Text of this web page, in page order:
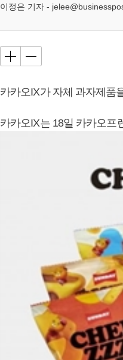
이정은 기자 -
카카오IX가 자체 과자제품
카카오IX는 18일 카카오프